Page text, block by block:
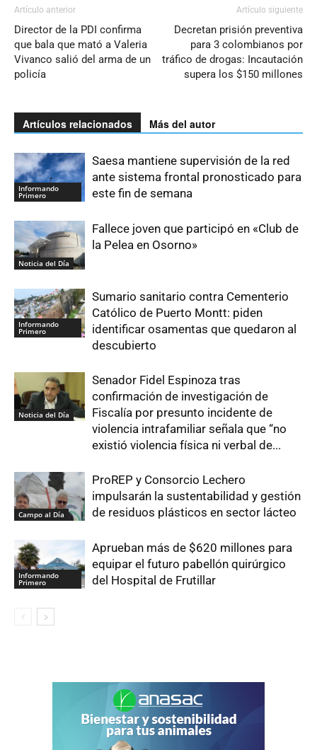
Artículo anterior
Director de la PDI confirma
que bala que mató a Valeria
Vivanco salió del arma de un
policía
Artículo siguiente
Decretan prisión preventiva
para 3 colombianos por
tráfico de drogas: Incautación
supera los $150 millones
Artículos relacionados Más del autor
Informando
Primero
Saesa mantiene supervisión de la red
ante sistema frontal pronosticado para
este fin de semana
Noticia del Día
Fallece joven que participó en «Club de
la Pelea en Osorno»
Informando
Primero
Sumario sanitario contra Cementerio
Católico de Puerto Montt: piden
identificar osamentas que quedaron al
descubierto
Noticia del Día
Senador Fidel Espinoza tras
confirmación de investigación de
Fiscalía por presunto incidente de
violencia intrafamiliar señala que “no
existió violencia física ni verbal de...
Campo al Día
ProREP y Consorcio Lechero
impulsarán la sustentabilidad y gestión
de residuos plásticos en sector lácteo
Informando
Primero
Aprueban más de $620 millones para
equipar el futuro pabellón quirúrgico
del Hospital de Frutillar